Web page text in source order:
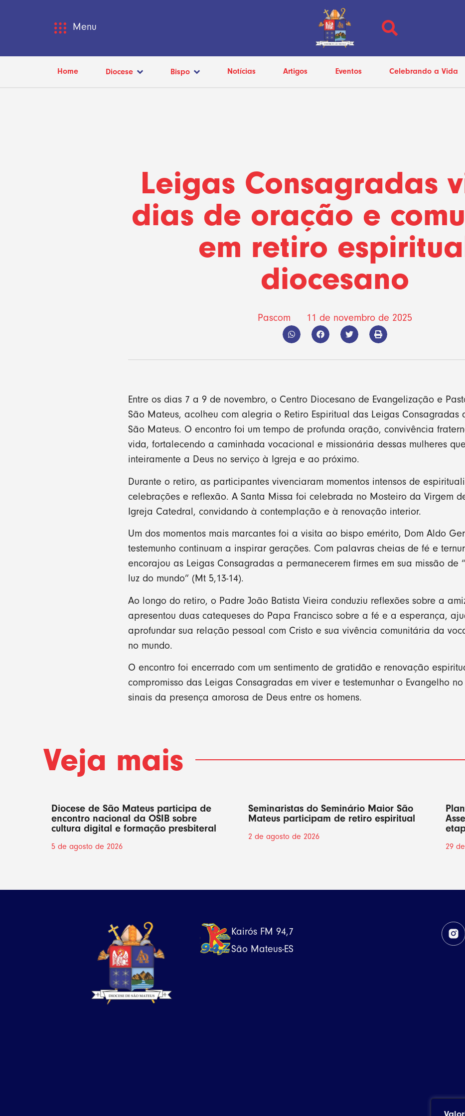
Menu
Home Diocese Bispo Notícias Artigos Eventos Celebrando a Vida
Leigas Consagradas
dias de oração e
em retiro
diocesano
Pascom 11 de novembro de 2025
Entre os dias 7 a 9 de novembro, o Centro Diocesano de Evangelização e
São Mateus, acolheu com alegria o Retiro Espiritual das Leigas Consagradas
São Mateus. O encontro foi um tempo de profunda oração, convivência
vida, fortalecendo a caminhada vocacional e missionária dessas mulheres
inteiramente a Deus no serviço à Igreja e ao próximo.
Durante o retiro, as participantes vivenciaram momentos intensos de
celebrações e reflexão. A Santa Missa foi celebrada no Mosteiro da Virgem
Igreja Catedral, convidando à contemplação e à renovação interior.
Um dos momentos mais marcantes foi a visita ao bispo emérito, Dom Aldo
testemunho continuam a inspirar gerações. Com palavras cheias de fé e
encorajou as Leigas Consagradas a permanecerem firmes em sua missão de
luz do mundo” (Mt 5,13-14).
Ao longo do retiro, o Padre João Batista Vieira conduziu reflexões sobre a
apresentou duas catequeses do Papa Francisco sobre a fé e a esperança,
aprofundar sua relação pessoal com Cristo e sua vivência comunitária da
no mundo.
O encontro foi encerrado com um sentimento de gratidão e renovação
compromisso das Leigas Consagradas em viver e testemunhar o Evangelho
sinais da presença amorosa de Deus entre os homens.
Veja mais
Diocese de São Mateus participa de
encontro nacional da OSIB sobre
cultura digital e formação presbiteral
5 de agosto de 2026
Seminaristas do Seminário Maior São
Mateus participam de retiro espiritual
2 de agosto de 2026
29
Kairós FM 94,7
São Mateus-ES